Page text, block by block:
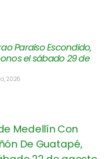
Paraiso Escondido,
el sábado 29 de
2026